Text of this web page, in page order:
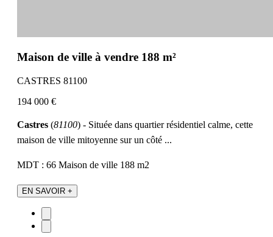
Maison de ville à vendre 188 m²
CASTRES 81100
194 000 €
Castres (81100) - Située dans quartier résidentiel calme, cette
maison de ville mitoyenne sur un côté ...
MDT : 66 Maison de ville 188 m2
EN SAVOIR +